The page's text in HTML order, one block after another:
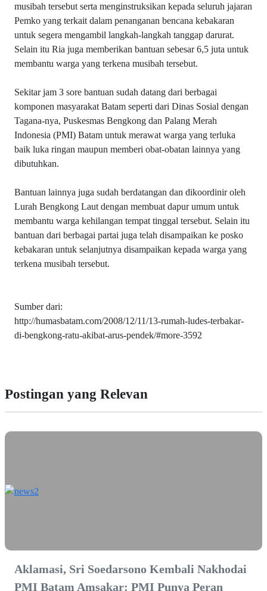
musibah tersebut serta menginstruksikan kepada seluruh jajaran
Pemko yang terkait dalam penanganan bencana kebakaran
untuk segera mengambil langkah-langkah tanggap darurat.
Selain itu Ria juga memberikan bantuan sebesar 6,5 juta untuk
membantu warga yang terkena musibah tersebut.
Sekitar jam 3 sore bantuan sudah datang dari berbagai
komponen masyarakat Batam seperti dari Dinas Sosial dengan
Tagana-nya, Puskesmas Bengkong dan Palang Merah
Indonesia (PMI) Batam untuk merawat warga yang terluka
baik luka ringan maupun memberi obat-obatan lainnya yang
dibutuhkan.
Bantuan lainnya juga sudah berdatangan dan dikoordinir oleh
Lurah Bengkong Laut dengan membuat dapur umum untuk
membantu warga kehilangan tempat tinggal tersebut. Selain itu
bantuan dari berbagai partai juga telah disampaikan ke posko
kebakaran untuk selanjutnya disampaikan kepada warga yang
terkena musibah tersebut.
Sumber dari:
http://humasbatam.com/2008/12/11/13-rumah-ludes-terbakar-
di-bengkong-ratu-akibat-arus-pendek/#more-3592
Postingan yang Relevan
Aklamasi, Sri Soedarsono Kembali Nakhodai
PMI Batam Amsakar: PMI Punya Peran